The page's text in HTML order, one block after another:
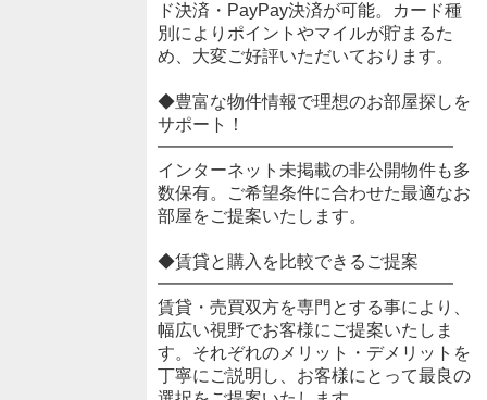
ド決済・PayPay決済が可能。カード種
別によりポイントやマイルが貯まるた
め、大変ご好評いただいております。
◆豊富な物件情報で理想のお部屋探しを
サポート！
━━━━━━━━━━━━━━━━━
インターネット未掲載の非公開物件も多
数保有。ご希望条件に合わせた最適なお
部屋をご提案いたします。
◆賃貸と購入を比較できるご提案
━━━━━━━━━━━━━━━━━
賃貸・売買双方を専門とする事により、
幅広い視野でお客様にご提案いたしま
す。それぞれのメリット・デメリットを
丁寧にご説明し、お客様にとって最良の